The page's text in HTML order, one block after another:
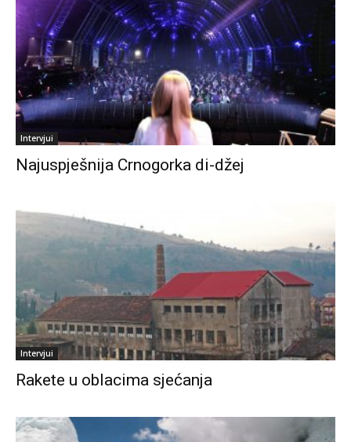
Intervjui
Najuspješnija Crnogorka di-džej
Intervjui
Rakete u oblacima sjećanja